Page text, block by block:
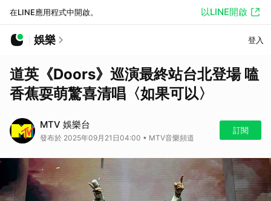
在LINE應用程式中開啟。 以LINE開啟
娛樂 登入
道英《Doors》巡演最終站台北登場 嗑
香蕉耍萌驚喜清唱〈如果可以〉
MTV 娛樂台
發布於 2025年09月21日04:00 • MTV音樂頻道
訂閱